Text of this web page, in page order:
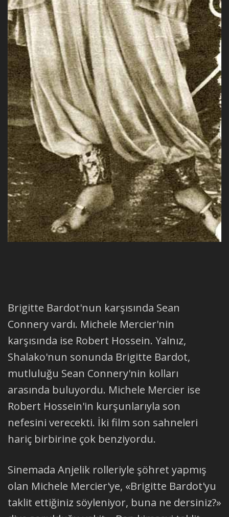
Brigitte Bardot'nun karşısında Sean
Connery vardı. Michele Mercier'nin
karşısında ise Robert Hossein. Yalnız,
Shalako'nun sonunda Brigitte Bardot,
mutluluğu Sean Connery'nin kolları
arasında buluyordu. Michele Mercier ise
Robert Hossein'in kurşunlarıyla son
nefesini verecekti. İki film son sahneleri
hariç birbirine çok benziyordu.
Sinemada Anjelik rolleriyle şöhret yapmış
olan Michele Mercier'ye, «Brigitte Bardot'yu
taklit ettiğiniz söyleniyor, buna ne dersiniz?»